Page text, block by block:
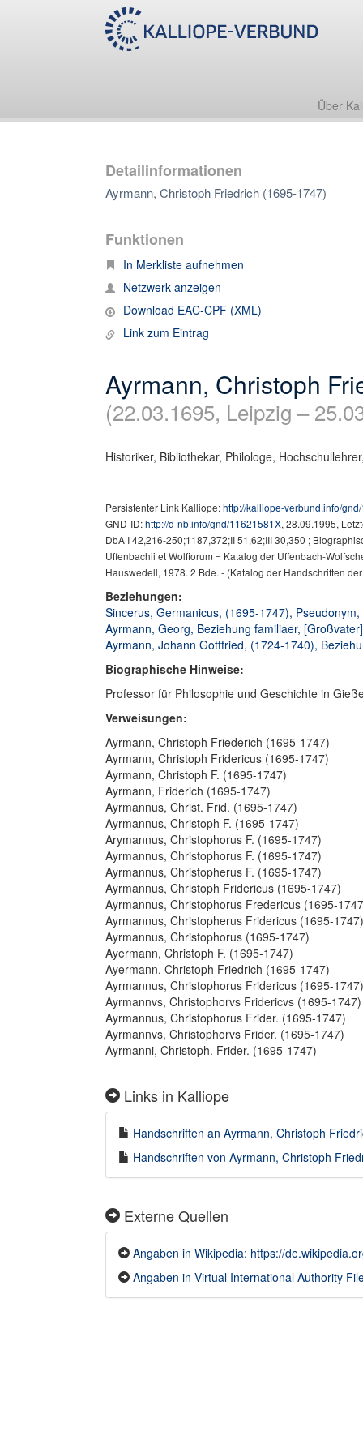
Über
Detailinformationen
Ayrmann, Christoph Friedrich (1695-1747)
Funktionen
In Merkliste aufnehmen
Netzwerk anzeigen
Download EAC-CPF (XML)
Link zum Eintrag
Ayrmann, Christoph
(22.03.1695, Leipzig –
Historiker, Bibliothekar, Philologe,
Persistenter Link Kalliope:http://kalliope-verbund.info/
GND-ID:http://d-nb.info/gnd/11621581X, 28.09.1995,
DbA I 42,216-250;1187,372;II 51,62;III 30,350 ;
Uffenbachii et Wolfiorum = Katalog der Uffenbach-
Hauswedell, 1978. 2 Bde. - (Katalog der Handschriften
Beziehungen:
Sincerus, Germanicus, (1695-1747), Pseudonym,
Ayrmann, Georg, Beziehung familiaer, [Großvater]
Ayrmann, Johann Gottfried, (1724-1740),
Biographische Hinweise:
Professor für Philosophie und Geschichte in
Verweisungen:
Ayrmann, Christoph Friederich (1695-1747)
Ayrmann, Christoph Fridericus (1695-1747)
Ayrmann, Christoph F. (1695-1747)
Ayrmann, Friderich (1695-1747)
Ayrmannus, Christ. Frid. (1695-1747)
Ayrmannus, Christoph F. (1695-1747)
Arymannus, Christophorus F. (1695-1747)
Ayrmannus, Christophorus F. (1695-1747)
Ayrmannus, Christopherus F. (1695-1747)
Ayrmannus, Christoph Fridericus (1695-1747)
Ayrmannus, Christophorus Fredericus (1695-
Ayrmannus, Christopherus Fridericus (1695-1747)
Ayrmannus, Christophorus (1695-1747)
Ayermann, Christoph F. (1695-1747)
Ayermann, Christoph Friedrich (1695-1747)
Ayrmannus, Christophorus Fridericus (1695-1747)
Ayrmannvs, Christophorvs Fridericvs (1695-1747)
Ayrmannus, Christophorus Frider. (1695-1747)
Ayrmannvs, Christophorvs Frider. (1695-1747)
Ayrmanni, Christoph. Frider. (1695-1747)
Links in Kalliope
Handschriften an Ayrmann, Christoph
Handschriften von Ayrmann, Christoph
Externe Quellen
Angaben in Wikipedia: https://
Angaben in Virtual International Authority